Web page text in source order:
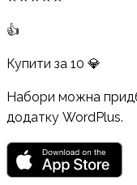
👍
Купити за 10 💎
Набори можна
додатку WordPlus.